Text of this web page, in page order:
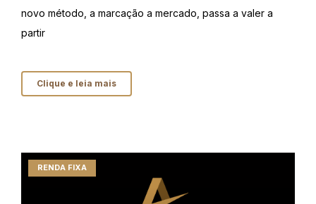
novo método, a marcação a mercado, passa a valer a
partir
Clique e leia mais
RENDA FIXA